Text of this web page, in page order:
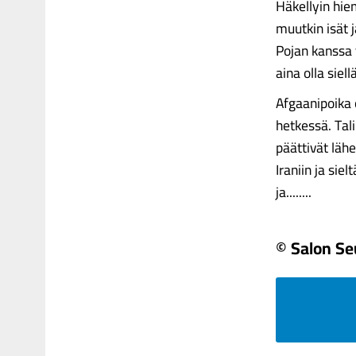
Häkellyin
muutkin isät
Pojan
aina olla
hetkessä.
päättivät
Iraniin ja
ja........
© Salon